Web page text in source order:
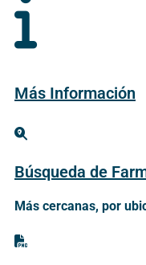
Más Información
Búsqueda de
Más cercanas, por